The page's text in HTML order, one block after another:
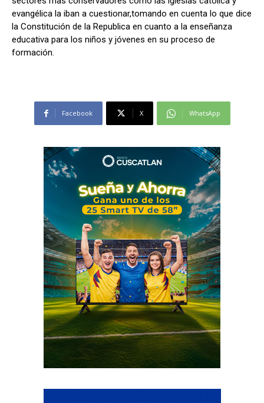
evangélica la iban a cuestionar,tomando en cuenta lo que dice
la Constitución de la Republica en cuanto a la enseñanza
educativa para los niños y jóvenes en su proceso de
formación.
Facebook X WhatsApp